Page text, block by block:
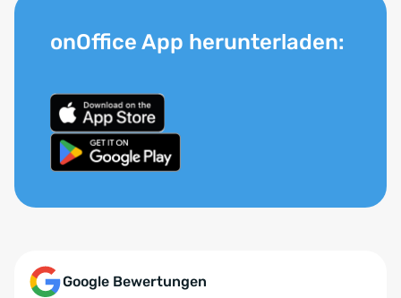
Google Bewertungen
onOffice App herunterladen: